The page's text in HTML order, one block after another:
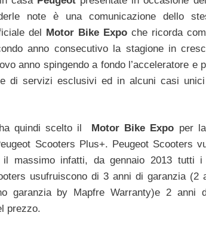
note è una comunicazione dello
del Motor Bike Expoche ricorda
anno consecutivo la stagione in
anno spingendo a fondo l’acceleratore e
di servizi esclusivi ed in alcuni casi
ha quindi scelto il Motor Bike Expo per
Scooters Plus+. Peugeot Scooters
massimo infatti, da gennaio 2013 tutti i
usufruiscono di 3 anni di garanzia (2
garanzia by Mapfre Warranty)e 2 anni
prezzo.